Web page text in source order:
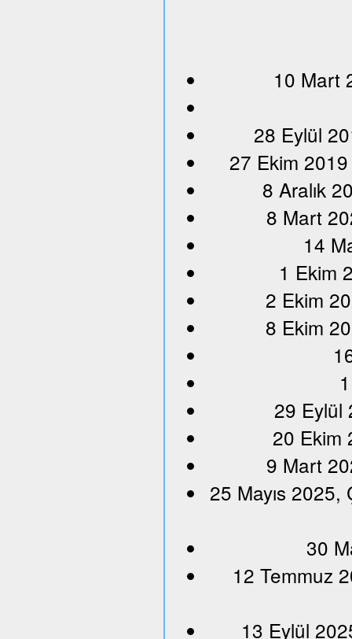
10 Mart
28 Eylül
27 Ekim
8 Aralık
8 Mart
14
1 Ekim
2 Ekim
8 Ekim
29 Eylül
20 Ekim
9 Mart
25 Mayıs
30
12 Temmuz
13 Eylül